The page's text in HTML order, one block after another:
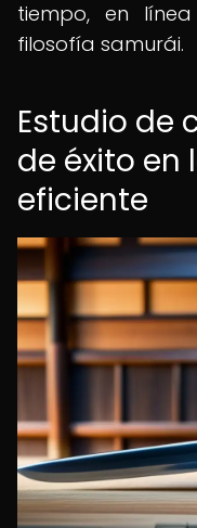
tiempo, en
filosofía samurái.
Estudio de
de éxito en
eficiente